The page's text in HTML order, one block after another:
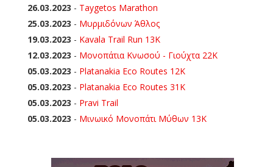
26.03.2023 - Taygetos Marathon
25.03.2023 - Μυρμιδόνων Άθλος
19.03.2023 - Kavala Trail Run 13K
12.03.2023 - Μονοπάτια Κνωσού - Γιούχτα 22Κ
05.03.2023 - Platanakia Eco Routes 12K
05.03.2023 - Platanakia Eco Routes 31K
05.03.2023 - Pravi Trail
05.03.2023 - Μινωικό Μονοπάτι Μύθων 13Κ